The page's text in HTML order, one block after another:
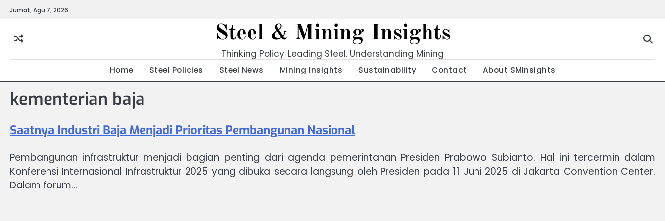
SkipJumat, Agu 7, 2026
Steel & Mining Insights
Thinking Policy. Leading Steel. Understanding Mining
Home Steel Policies Steel News Mining Insights Sustainability Contact About SMInsights
kementerian baja
Saatnya Industri Baja Menjadi Prioritas Pembangunan Nasional
Pembangunan infrastruktur menjadi bagian penting dari agenda pemerintahan Presiden Prabowo Subianto. Hal ini tercermin dalam
Konferensi Internasional Infrastruktur 2025 yang dibuka secara langsung oleh Presiden pada 11 Juni 2025 di Jakarta Convention Center.
Dalam forum…